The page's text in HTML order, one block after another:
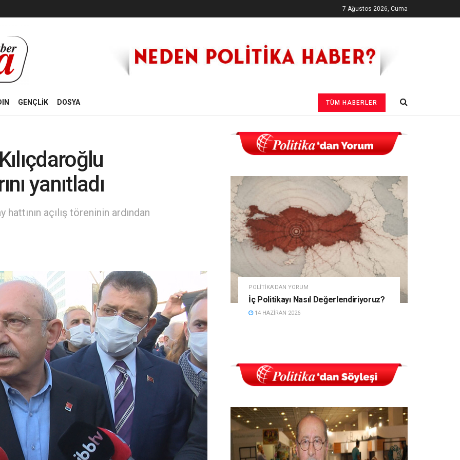
7 Ağustos 2026, Cuma
GENÇLİK DOSYA TÜM HABERLER
yanıtladı
açılış töreninin ardından
POLITIKA'DAN YORUM
İç Politikayı Nasıl Değerlendiriyoruz?
14 HAZIRAN 2026